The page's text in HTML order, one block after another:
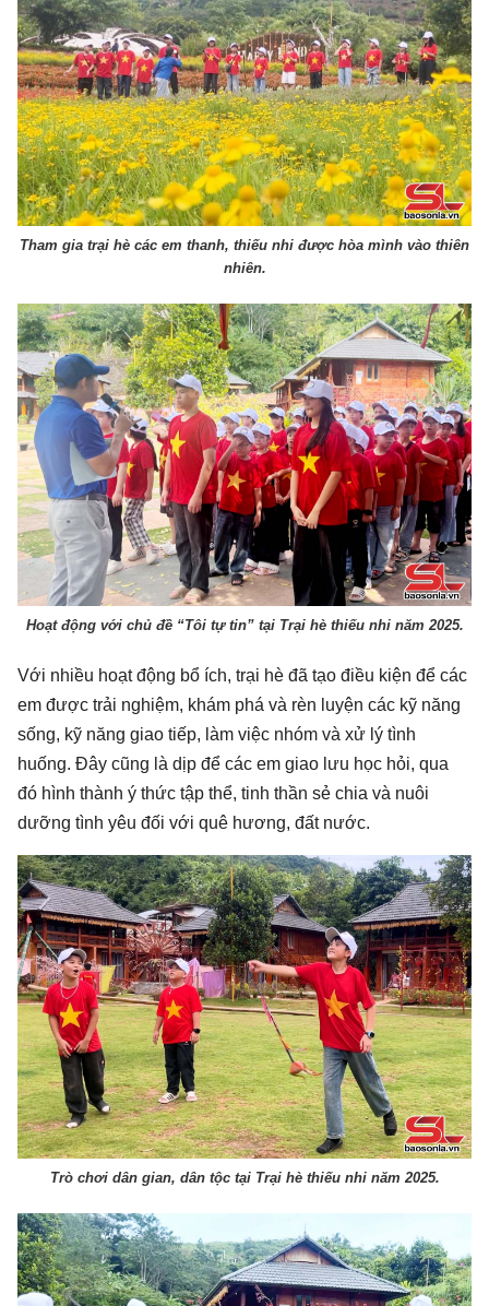
Tham gia trại hè các em thanh, thiếu nhi được hòa mình vào thiên
nhiên.
Hoạt động với chủ đề “Tôi tự tin” tại Trại hè thiếu nhi năm 2025.
Với nhiều hoạt động bổ ích, trại hè đã tạo điều kiện để các
em được trải nghiệm, khám phá và rèn luyện các kỹ năng
sống, kỹ năng giao tiếp, làm việc nhóm và xử lý tình
huống. Đây cũng là dịp để các em giao lưu học hỏi, qua
đó hình thành ý thức tập thể, tinh thần sẻ chia và nuôi
dưỡng tình yêu đối với quê hương, đất nước.
Trò chơi dân gian, dân tộc tại Trại hè thiếu nhi năm 2025.